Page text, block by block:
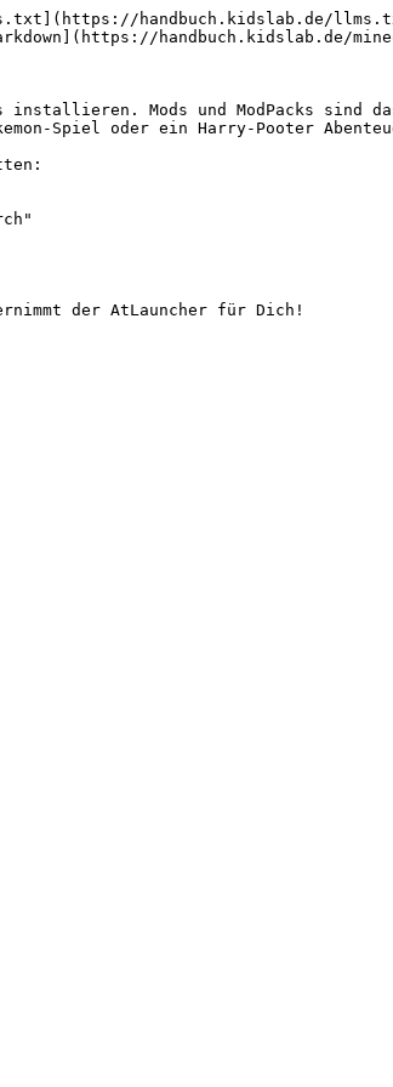
handbuch.kidslab.de/
handbuch.kidslab.de/
installieren. Mods und ModPacks
Spiel oder ein Harry-Pooter
der AtLauncher für Dich!